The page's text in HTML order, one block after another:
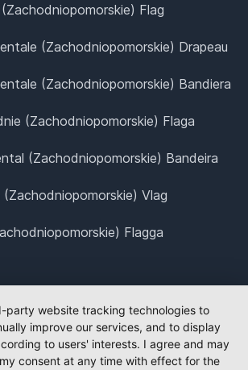
Flag
(Zachodniopomorskie) Drapeau
(Zachodniopomorskie) Bandiera
(Zachodniopomorskie) Flaga
(Zachodniopomorskie) Bandeira
Vlag
Flagga
party website tracking technologies to
improve our services, and to display
to users' interests. I agree and may
consent at any time with effect for the